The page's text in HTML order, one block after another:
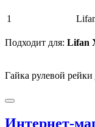
1
Подходит для: Lifan
Гайка рулевой
Интернет-